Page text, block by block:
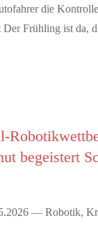
die
Frühling ist da,
begeistert
— Robotik,